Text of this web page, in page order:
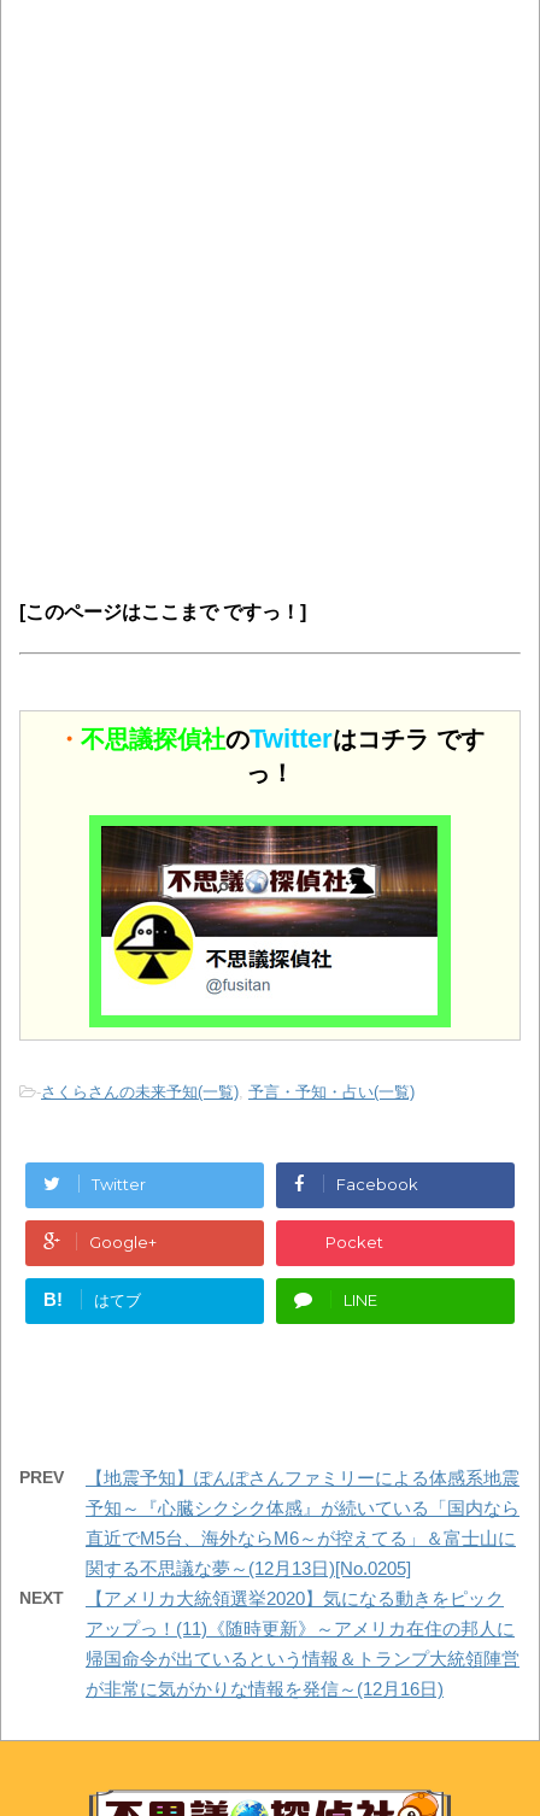
[このページはここまで ですっ！]
・ 不思議探偵社のTwitterはコチラ です
っ！
-さくらさんの未来予知(一覧) 予言・予知・占い(一覧)
Twitter Facebook
Google+ Pocket
B! はてブ LINE
PREV
【地震予知】ぽんぽさんファミリーによる体感系地震
予知～『心臓シクシク体感』が続いている「国内なら
直近でM5台、海外ならM6～が控えてる」＆富士山に
関する不思議な夢～(12月13日)[No.0205]
NEXT
【アメリカ大統領選挙2020】気になる動きをピック
アップっ！(11)《随時更新》～アメリカ在住の邦人に
帰国命令が出ているという情報＆トランプ大統領陣営
が非常に気がかりな情報を発信～(12月16日)